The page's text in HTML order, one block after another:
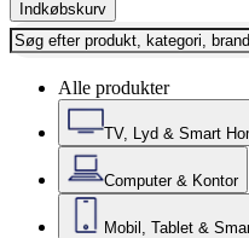
Indkøbskurv
Alle produkter
TV, Lyd & Smart
Computer & Kontor
Mobil, Tablet &